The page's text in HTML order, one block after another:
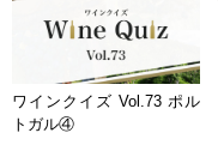
ワインクイズ Vol.73 ポル
トガル④